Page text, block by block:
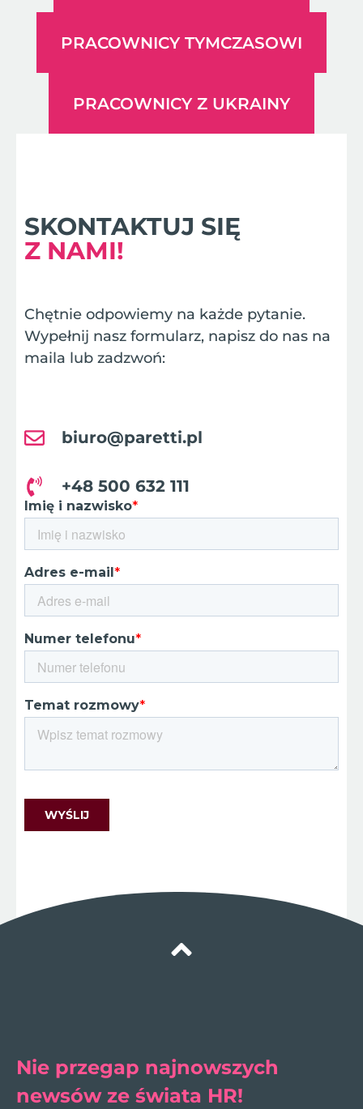
PRACOWNICY TYMCZASOWI
PRACOWNICY Z UKRAINY
SKONTAKTUJ SIĘ
Z NAMI!
Chętnie odpowiemy na każde pytanie.
Wypełnij nasz formularz, napisz do nas na
maila lub zadzwoń:
biuro@paretti.pl
+48 500 632 111
Nie przegap najnowszych
newsów ze świata HR!